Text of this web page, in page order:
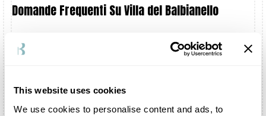
This website uses cookies
We use cookies to personalise content and ads, to
Domande Frequenti Su Villa del Balbianello
Dove si trova Villa del Balbianello?
Posso festeggiare il mio matrimonio all’interno
di Villa del Balbianello?